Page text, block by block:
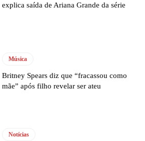
explica saída de Ariana Grande da série
Música
Britney Spears diz que “fracassou como
mãe” após filho revelar ser ateu
Notícias